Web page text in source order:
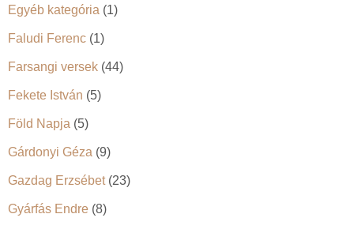
Egyéb kategória (1)
Faludi Ferenc (1)
Farsangi versek (44)
Fekete István (5)
Föld Napja (5)
Gárdonyi Géza (9)
Gazdag Erzsébet(23)
Gyárfás Endre (8)